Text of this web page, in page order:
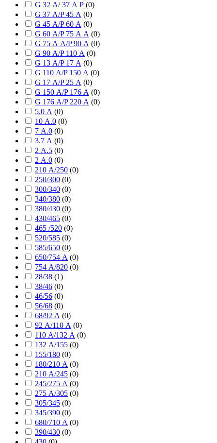
G 32 А/ 37 А P (0)
G 37 А/P 45 А (0)
G 45 А/P 60 А (0)
G 60 А/P 75 А А (0)
G 75 А А/P 90 А (0)
G 90 А/P 110 А (0)
G 13 А/P 17 А (0)
G 110 А/P 150 А (0)
G 17 А/P 25 А (0)
G 150 А/P 176 А (0)
G 176 А/P 220 А (0)
5.0 А (0)
10 А.0 (0)
7 А.0 (0)
3.7 А (0)
2 А.5 (0)
2 А.0 (0)
210 А/250 (0)
250/300 (0)
300/340 (0)
340/380 (0)
380/430 (0)
430/465 (0)
465 /520 (0)
520/585 (0)
585/650 (0)
650/754 А (0)
754 А/820 (0)
28/38 (1)
38/46 (0)
46/56 (0)
56/68 (0)
68/92 А (0)
92 А/110 А (0)
110 А/132 А (0)
132 А/155 (0)
155/180 (0)
180/210 А (0)
210 А/245 (0)
245/275 А (0)
275 А/305 (0)
305/345 (0)
345/390 (0)
680/710 А (0)
390/430 (0)